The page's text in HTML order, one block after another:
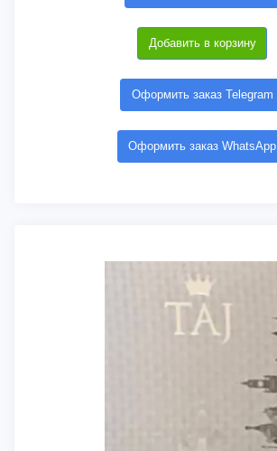
Добавить в корзину
Оформить заказ Telegram
Оформить заказ WhatsApp